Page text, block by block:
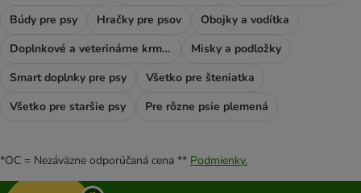
Búdy pre psy
Hračky pre psov
Obojky a vodítka
Doplnkové a veterinárne krmivo
Misky a podložky
Smart doplnky pre psy
Všetko pre šteniatka
Všetko pre staršie psy
Pre rôzne psie plemená
*OC = Nezáväzne odporúčaná cena ** Podmienky.